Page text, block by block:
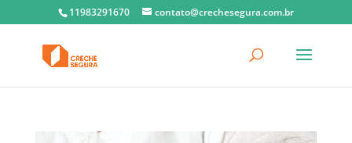
11983291670 contato@crechesegura.com.br